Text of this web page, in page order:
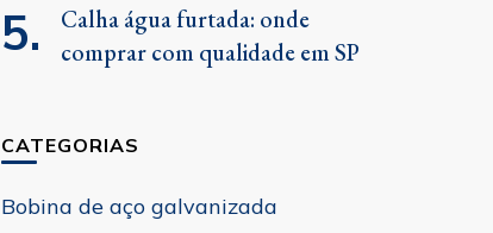
Calha água furtada: onde
comprar com qualidade em SP
CATEGORIAS
Bobina de aço galvanizada